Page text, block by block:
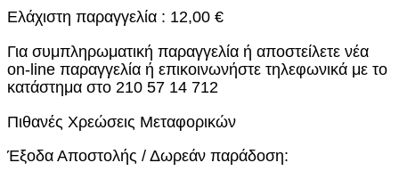
Ελάχιστη παραγγελία : 12,00 €
Για συμπληρωματική παραγγελία ή αποστείλετε νέα
on-line παραγγελία ή επικοινωνήστε τηλεφωνικά με το
κατάστημα στο 210 57 14 712
Πιθανές Χρεώσεις Μεταφορικών
Έξοδα Αποστολής / Δωρεάν παράδοση: